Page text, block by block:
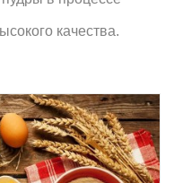
качества.